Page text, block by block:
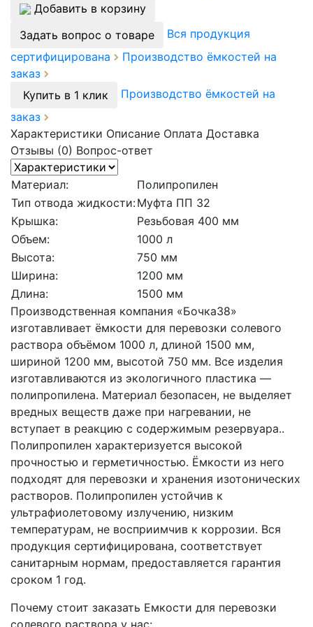
Добавить в корзину
Задать вопрос о товаре
Вся продукция
сертифицирована
Производство ёмкостей на
заказ
Купить в 1 клик
Производство ёмкостей на
заказ
Характеристики Описание Оплата Доставка
Отзывы (0) Вопрос-ответ
Материал:
Полипропилен
Тип отвода жидкости:Муфта ПП 32
Крышка:
Резьбовая 400 мм
Объем:
1000 л
Высота:
750 мм
Ширина:
1200 мм
Длина:
1500 мм
Производственная компания «Бочка38»
изготавливает ёмкости для перевозки солевого
раствора объёмом 1000 л, длиной 1500 мм,
шириной 1200 мм, высотой 750 мм. Все изделия
изготавливаются из экологичного пластика —
полипропилена. Материал безопасен, не выделяет
вредных веществ даже при нагревании, не
вступает в реакцию с содержимым резервуара..
Полипропилен характеризуется высокой
прочностью и герметичностью. Ёмкости из него
подходят для перевозки и хранения изотонических
растворов. Полипропилен устойчив к
ультрафиолетовому излучению, низким
температурам, не восприимчив к коррозии. Вся
продукция сертифицирована, соответствует
санитарным нормам, предоставляется гарантия
сроком 1 год.
Почему стоит заказать Емкости для перевозки
солевого раствора у нас: